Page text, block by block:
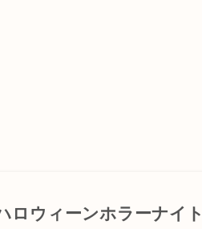
ロウィーンホラーナイ